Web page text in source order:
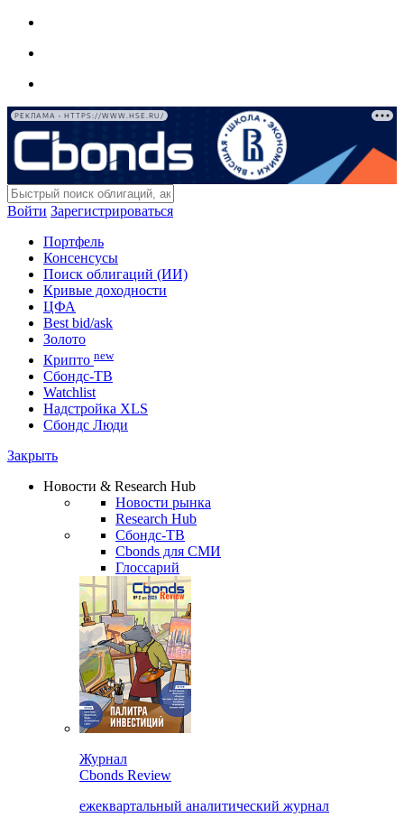
РЕКЛАМА • HTTPS://WWW.HSE.RU/
Войти Зарегистрироваться
Портфель
Консенсусы
Поиск облигаций (ИИ)
Кривые доходности
ЦФА
Best bid/ask
Золото
Крипто new
Сбондс-ТВ
Watchlist
Надстройка XLS
Сбондс Люди
Закрыть
Новости & Research Hub
Новости рынка
Research Hub
Сбондс-ТВ
Cbonds для СМИ
Глоссарий
Журнал
Cbonds Review
ежеквартальный аналитический журнал